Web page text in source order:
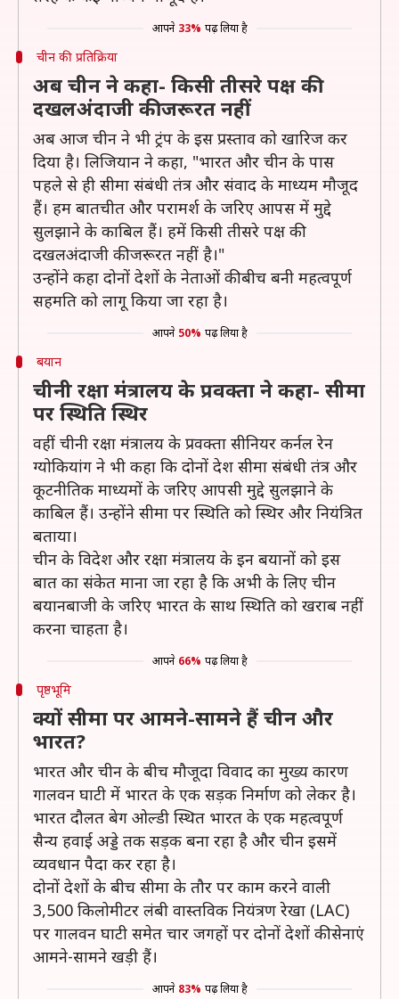
आपने 33% पढ़ लिया है
चीन की प्रतिक्रिया
अब चीन ने कहा- किसी तीसरे पक्ष की
दखलअंदाजी की जरूरत नहीं
अब आज चीन ने भी ट्रंप के इस प्रस्ताव को खारिज कर
दिया है। लिजियान ने कहा, "भारत और चीन के पास
पहले से ही सीमा संबंधी तंत्र और संवाद के माध्यम मौजूद
हैं। हम बातचीत और परामर्श के जरिए आपस में मुद्दे
सुलझाने के काबिल हैं। हमें किसी तीसरे पक्ष की
दखलअंदाजी की जरूरत नहीं है।"
उन्होंने कहा दोनों देशों के नेताओं की बीच बनी महत्वपूर्ण
सहमति को लागू किया जा रहा है।
आपने 50% पढ़ लिया है
बयान
चीनी रक्षा मंत्रालय के प्रवक्ता ने कहा- सीमा
पर स्थिति स्थिर
वहीं चीनी रक्षा मंत्रालय के प्रवक्ता सीनियर कर्नल रेन
ग्योकियांग ने भी कहा कि दोनों देश सीमा संबंधी तंत्र और
कूटनीतिक माध्यमों के जरिए आपसी मुद्दे सुलझाने के
काबिल हैं। उन्होंने सीमा पर स्थिति को स्थिर और नियंत्रित
बताया।
चीन के विदेश और रक्षा मंत्रालय के इन बयानों को इस
बात का संकेत माना जा रहा है कि अभी के लिए चीन
बयानबाजी के जरिए भारत के साथ स्थिति को खराब नहीं
करना चाहता है।
आपने 66% पढ़ लिया है
पृष्ठभूमि
क्यों सीमा पर आमने-सामने हैं चीन और
भारत?
भारत और चीन के बीच मौजूदा विवाद का मुख्य कारण
गालवन घाटी में भारत के एक सड़क निर्माण को लेकर है।
भारत दौलत बेग ओल्डी स्थित भारत के एक महत्वपूर्ण
सैन्य हवाई अड्डे तक सड़क बना रहा है और चीन इसमें
व्यवधान पैदा कर रहा है।
दोनों देशों के बीच सीमा के तौर पर काम करने वाली
3,500 किलोमीटर लंबी वास्तविक नियंत्रण रेखा (LAC)
पर गालवन घाटी समेत चार जगहों पर दोनों देशों की सेनाएं
आमने-सामने खड़ी हैं।
आपने 83% पढ़ लिया है